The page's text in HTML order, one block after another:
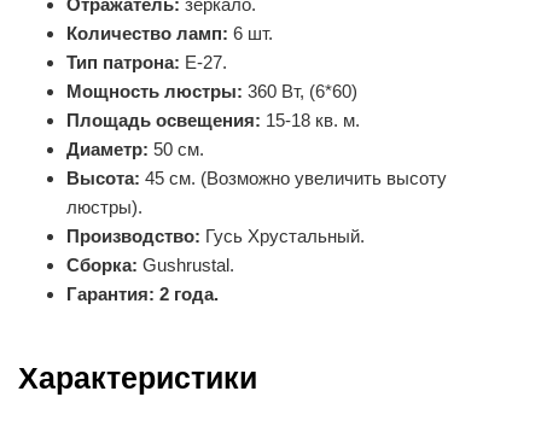
Количество ламп: 6 шт.
Тип патрона: Е-27.
Мощность люстры: 360 Вт, (6*60)
Площадь освещения: 15-18 кв. м.
Диаметр: 50 см.
Высота: 45 см. (Возможно увеличить высоту
люстры).
Производство: Гусь Хрустальный.
Сборка: Gushrustal.
Гарантия: 2 года.
Характеристики